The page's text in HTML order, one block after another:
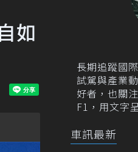
如
長期追蹤國
試駕與產業
好者，也關
F1，用文字
車訊最新